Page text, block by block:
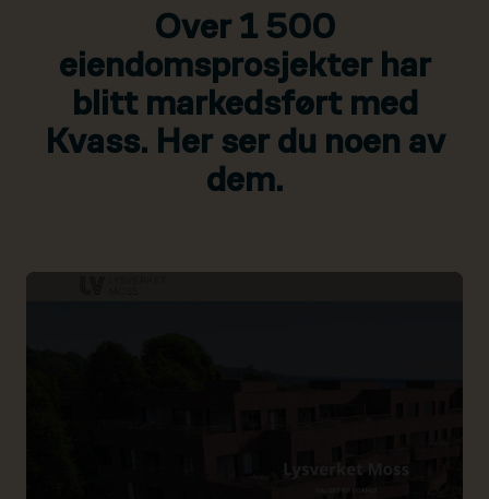
Over 1 500
eiendomsprosjekter har
blitt markedsført med
Kvass. Her ser du noen av
dem.